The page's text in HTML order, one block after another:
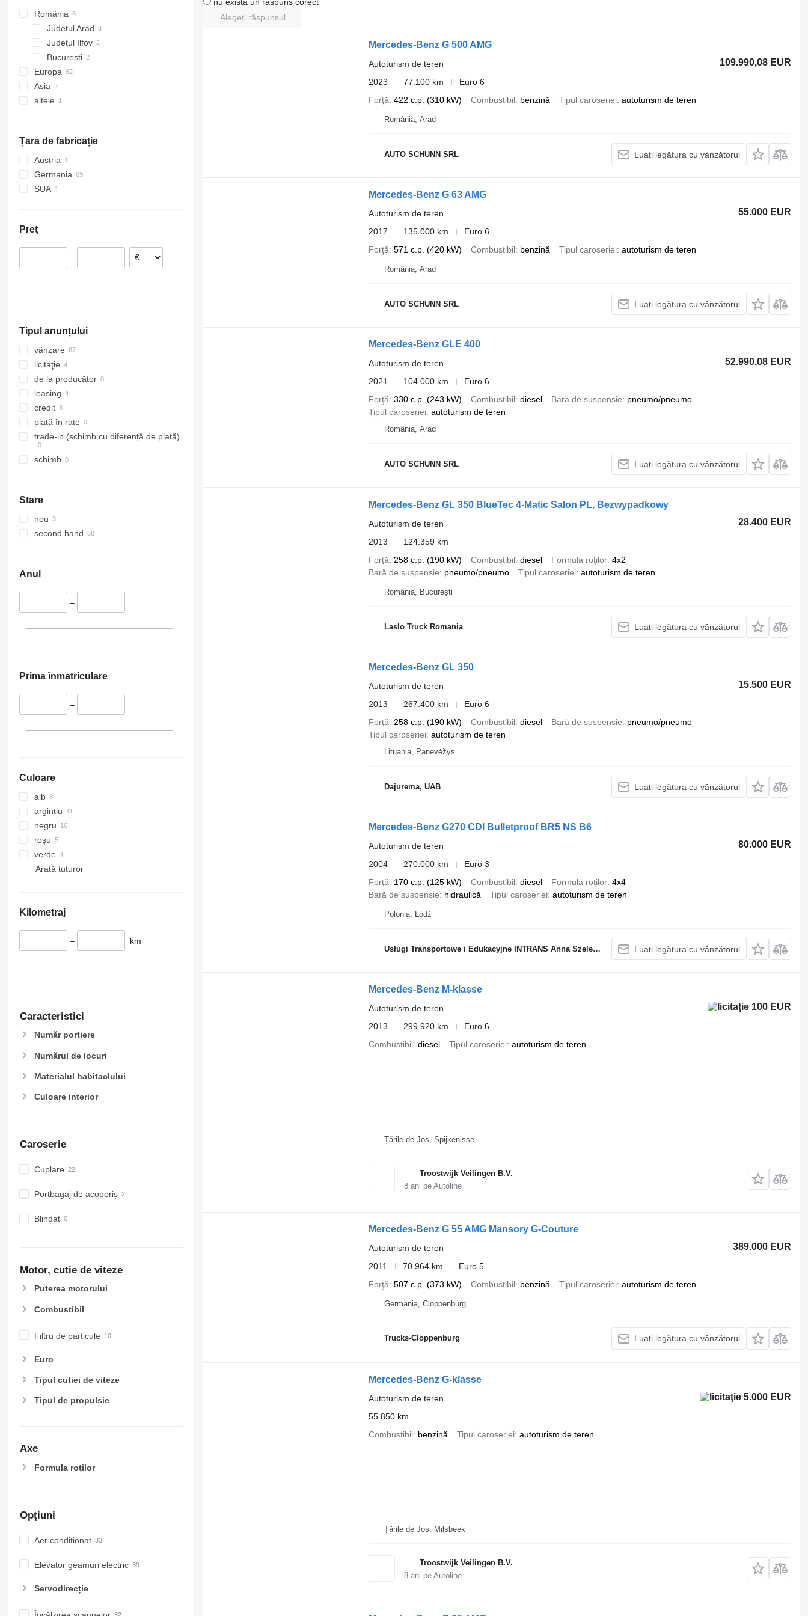
România
Județul Arad
Județul Ilfov
București
București
Europa
Cehia
Țările de Jos
Lituania
Asia
altele
Țara de fabricație
Austria
Germania
SUA
Preţ
–
Tipul anunțului
vânzare
licitaţie
de la producător
leasing
credit
plată în rate
trade-in (schimb cu diferență de plată)
schimb
Stare
nou
second hand
Anul
–
Prima înmatriculare
–
Culoare
alb
argintiu
negru
roşu
verde
Arată tuturor
Kilometraj
– km
Caracteristici
Număr portiere
Numărul de locuri
Materialul habitaclului
Culoare interior
Caroserie
Cuplare
Portbagaj de acoperiș
Blindat
Motor, cutie de viteze
Puterea motorului
Combustibil
Filtru de particule
Euro
Tipul cutiei de viteze
Tipul de propulsie
Axe
Formula roţilor
Opţiuni
Aer conditionat
Elevator geamuri electric
Servodirecție
Alegeți răspunsul
Mercedes-Benz G 500 AMG
109.990,08 EUR
Autoturism de teren
2023
77.100 km
Euro 6
Forţă 422 c.p. (310 kW) Combustibil benzină Tipul caroseriei autoturism de teren
România, Arad
AUTO SCHUNN SRL Luați legătura cu vânzătorul
Mercedes-Benz G 63 AMG
55.000 EUR
Autoturism de teren
2017
135.000 km
Euro 6
Forţă 571 c.p. (420 kW) Combustibil benzină Tipul caroseriei autoturism de teren
România, Arad
AUTO SCHUNN SRL Luați legătura cu vânzătorul
Mercedes-Benz GLE 400
52.990,08 EUR
Autoturism de teren
2021
104.000 km
Euro 6
Forţă 330 c.p. (243 kW) Combustibil diesel Bară de suspensie
pneumo/pneumo
Tipul caroseriei autoturism de teren
România, Arad
AUTO SCHUNN SRL Luați legătura cu vânzătorul
Mercedes-Benz GL 350 BlueTec 4-Matic Salon PL, Bezwypadkowy
28.400 EUR
Autoturism de teren
2013
124.359 km
Forţă
258 c.p. (190 kW) Combustibil diesel Formula roţilor 4x2
Bară de suspensie
pneumo/pneumo Tipul caroseriei autoturism de teren
România, București
Laslo Truck Romania Luați legătura cu vânzătorul
Mercedes-Benz GL 350
15.500 EUR
Autoturism de teren
2013
267.400 km
Euro 6
Forţă
258 c.p. (190 kW) Combustibil diesel Bară de suspensie
pneumo/pneumo
Tipul caroseriei autoturism de teren
Lituania, Panevėžys
Dajurema, UAB Luați legătura cu vânzătorul
Mercedes-Benz G270 CDI Bulletproof BR5 NS B6
80.000 EUR
Autoturism de teren
2004
270.000 km
Euro 3
Forţă
170 c.p. (125 kW) Combustibil diesel Formula roţilor 4x4
Bară de suspensie
hidraulică Tipul caroseriei autoturism de teren
Polonia, Łódź
Usługi Transportowe i Edukacyjne INTRANS Anna Szelejewska Luați legătura cu vânzătorul
Mercedes-Benz M-klasse
100 EUR
Autoturism de teren
2013
299.920 km
Euro 6
Combustibil diesel Tipul caroseriei autoturism de teren
Țările de Jos, Spijkenisse
Troostwijk Veilingen B.V.
8ani pe Autoline
Mercedes-Benz G 55 AMG Mansory G-Couture
389.000 EUR
Autoturism de teren
2011
70.964 km
Euro 5
Forţă 507 c.p. (373 kW) Combustibil benzină Tipul caroseriei autoturism de teren
Germania, Cloppenburg
Trucks-Cloppenburg Luați legătura cu vânzătorul
Mercedes-Benz G-klasse
5.000 EUR
Autoturism de teren
55.850 km
Combustibil benzină Tipul caroseriei autoturism de teren
Țările de Jos, Milsbeek
Troostwijk Veilingen B.V.
8ani pe Autoline